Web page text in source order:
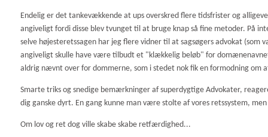
Endelig er det tankevækkende at ups overskred flere tidsfrister og
angiveligt fordi disse blev tvunget til at bruge knap så fine metoder. På
selve højesteretssagen har jeg flere vidner til at sagsøgers advokat
angiveligt skulle have være tilbudt et "klækkelig beløb" for
aldrig nævnt over for dommerne, som i stedet nok fik en formodning om
Smarte triks og snedige bemærkninger af superdygtige Advokater,
dig ganske dyrt. En gang kunne man være stolte af vores retssystem,
Om lov og ret dog ville skabe skabe retfærdighed...